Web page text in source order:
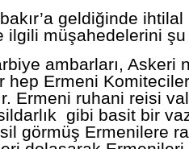
geldiğinde ihtilal
ilgili müşahedelerini şu
ambarları, Askeri
hep Ermeni
Ermeni ruhani reisi
gibi basit bir
görmüş Ermenilere